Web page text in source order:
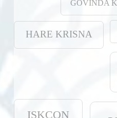
GOVINDA
HARE KRISNA
ISKCON